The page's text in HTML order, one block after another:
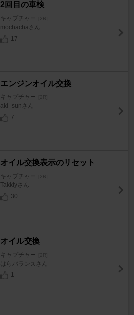
2回目の車検
キャプチャー [2R]
mochachaさん
17
エンジンオイル交換
キャプチャー [2R]
aki_sunさん
7
オイル交換表示のリセット
キャプチャー [2R]
Takkiyさん
30
オイル交換
キャプチャー [2R]
はらバランスさん
1